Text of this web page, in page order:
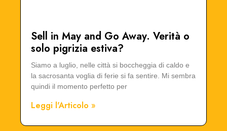
Sell in May and Go Away. Verità o
solo pigrizia estiva?
Siamo a luglio, nelle città si boccheggia di caldo e
la sacrosanta voglia di ferie si fa sentire. Mi sembra
quindi il momento perfetto per
Leggi l'Articolo »